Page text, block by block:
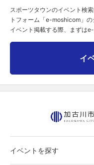
スポーツタウンのイベント検
トフォーム「e-moshicom」の
イベント掲載する際、まずは
イ
イベントを探す